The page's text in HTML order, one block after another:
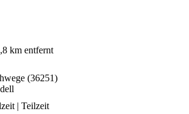
km entfernt
(36251)
| Teilzeit